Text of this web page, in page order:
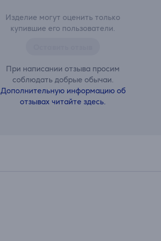
Изделие могут оценить только
купившие его пользователи.
При написании отзыва просим
соблюдать добрые обычаи.
Дополнительную информацию об
отзывах читайте здесь.